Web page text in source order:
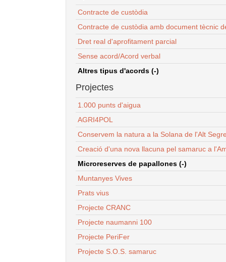
Contracte de custòdia
Contracte de custòdia amb document tècnic
Dret real d'aprofitament parcial
Sense acord/Acord verbal
Altres tipus d'acords (-)
Projectes
1.000 punts d'aigua
AGRI4POL
Conservem la natura a la Solana de l'Alt
Creació d'una nova llacuna pel samaruc a
Microreserves de papallones (-)
Muntanyes Vives
Prats vius
Projecte CRANC
Projecte naumanni 100
Projecte PeriFer
Projecte S.O.S. samaruc